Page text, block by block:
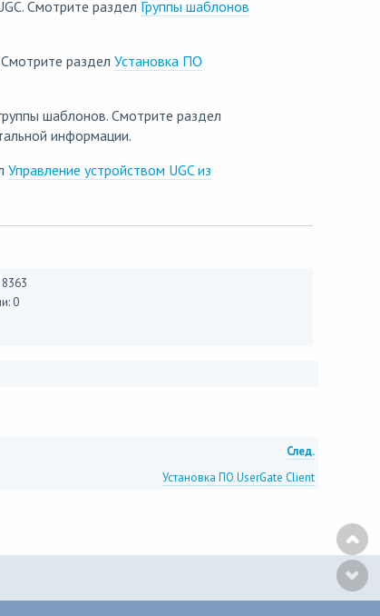
Смотрите раздел Группы шаблонов
раздел Установка ПО
шаблонов. Смотрите раздел
информации.
Управление устройством UGC из
0
След.
Установка ПО UserGate Client